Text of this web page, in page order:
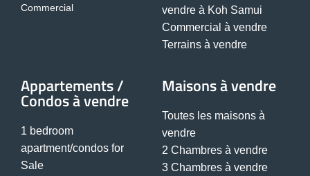
Commercial
vendre à Koh Samui
Commercial à vendre
Terrains à vendre
Appartements /
Condos à vendre
1 bedroom
apartment/condos for
Sale
Maisons à vendre
Toutes les maisons à
vendre
2 Chambres à vendre
3 Chambres à vendre